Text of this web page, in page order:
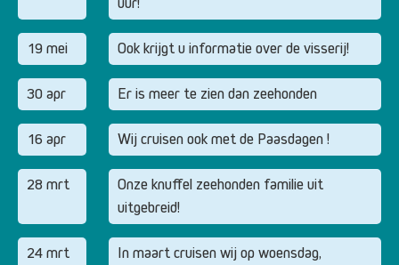
19 mei Ook krijgt u informatie over de visserij!
30 apr Er is meer te zien dan zeehonden
16 apr Wij cruisen ook met de Paasdagen !
28 mrt
Onze knuffel zeehonden familie uit
uitgebreid!
24 mrt
In maart cruisen wij op woensdag,